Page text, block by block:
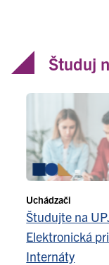
Študuj
Uchádzači
Študujte na
Elektronická
Internáty